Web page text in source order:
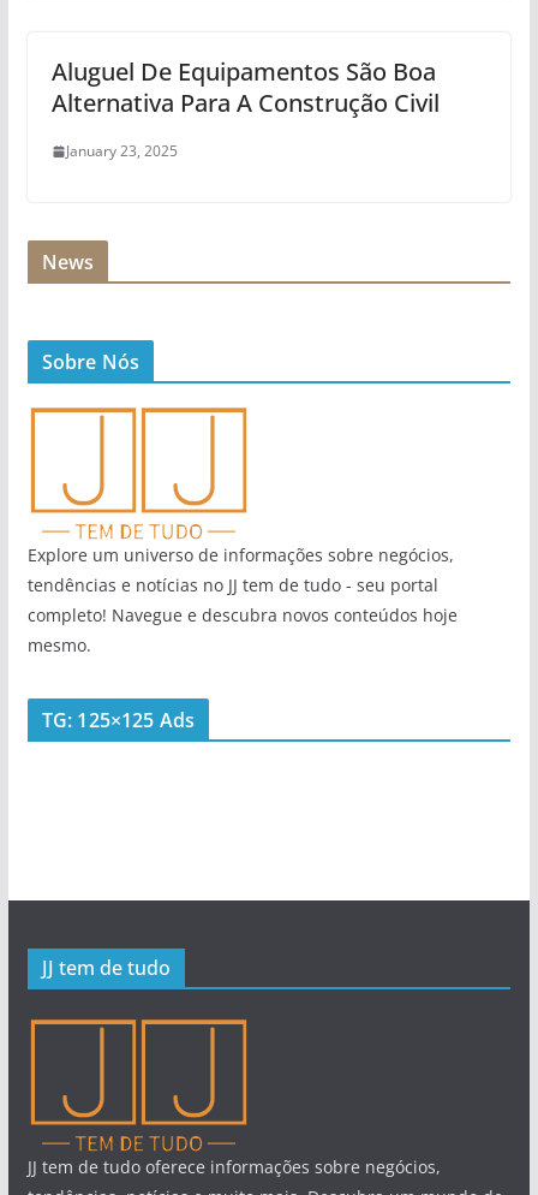
Aluguel De Equipamentos São Boa
Alternativa Para A Construção Civil
January 23, 2025
News
Sobre Nós
Explore um universo de informações sobre negócios,
tendências e notícias no JJ tem de tudo - seu portal
completo! Navegue e descubra novos conteúdos hoje
mesmo.
TG: 125×125 Ads
JJ tem de tudo
JJ tem de tudo oferece informações sobre negócios,